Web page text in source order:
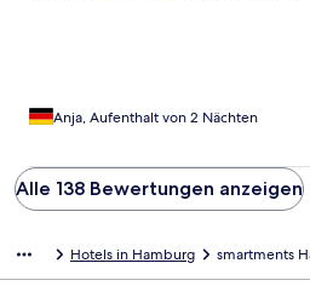
Anja, Aufenthalt von 2 Nächten
Alle 138 Bewertungen anzeigen
Hotels in Hamburg smartments